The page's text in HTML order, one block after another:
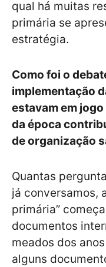
qual há muitas
primária se
estratégia.
Como foi o
implementação
estavam em
da época
de organização
Quantas
já conversamos,
primária”
documentos
meados dos
alguns